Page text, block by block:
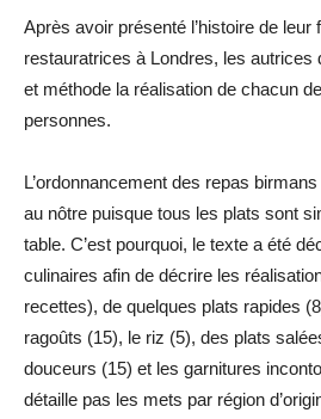
Après avoir présenté l’histoire de leur
restauratrices à Londres, les
et méthode la réalisation de chacun
personnes.
L’ordonnancement des repas
au nôtre puisque tous les plats sont
table. C’est pourquoi, le texte a été
culinaires afin de décrire les
recettes), de quelques plats rapides
ragoûts (15), le riz (5), des plats
douceurs (15) et les garnitures
détaille pas les mets par région